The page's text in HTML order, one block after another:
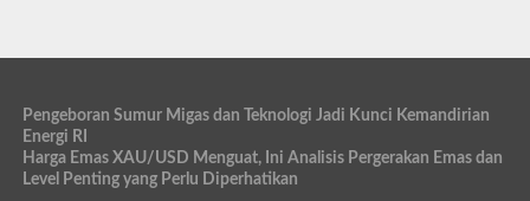
Pengeboran Sumur Migas dan Teknologi Jadi Kunci Kemandirian
Energi RI
Harga Emas XAU/USD Menguat, Ini Analisis Pergerakan Emas dan
Level Penting yang Perlu Diperhatikan